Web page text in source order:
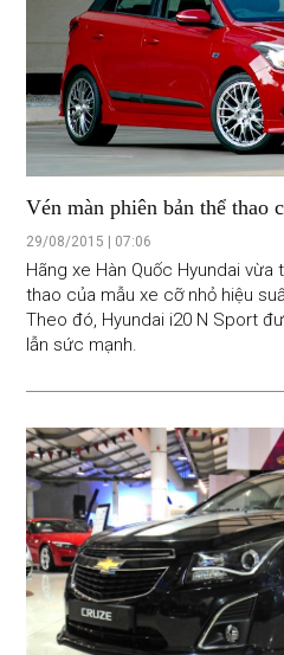
Vén màn phiên bản thể thao
29/08/2015 | 07:06
Hãng xe Hàn Quốc Hyundai
thao của mẫu xe cỡ nhỏ hiệu suất cao i20 N tại
Theo đó, Hyundai i20 N Sport
lẫn sức mạnh.